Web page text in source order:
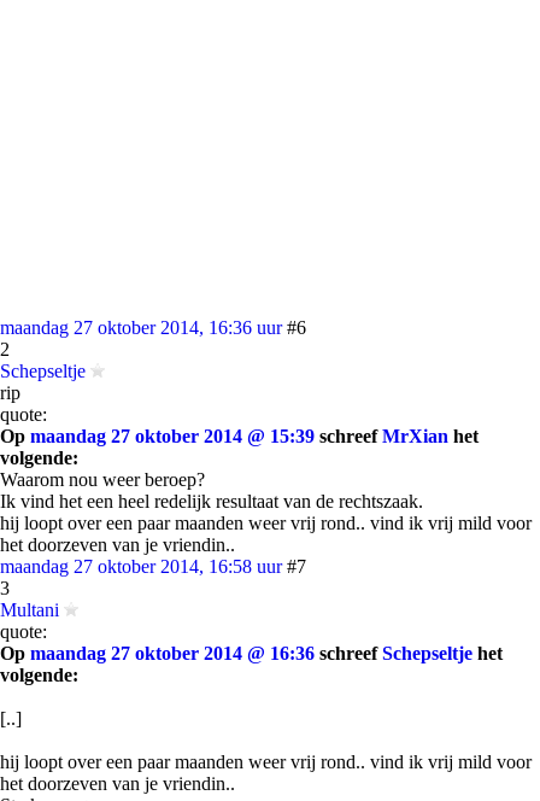
maandag 27 oktober 2014, 16:36 uur #6
2
Schepseltje
rip
quote:
Op maandag 27 oktober 2014 @ 15:39 schreefMrXian het
volgende:
Waarom nou weer beroep?
Ik vind het een heel redelijk resultaat van de rechtszaak.
hij loopt over een paar maanden weer vrij rond.. vind ik vrij mild voor
het doorzeven van je vriendin..
maandag 27 oktober 2014, 16:58 uur #7
3
Multani
quote:
Op maandag 27 oktober 2014 @ 16:36 schreefSchepseltje het
volgende:
[..]
hij loopt over een paar maanden weer vrij rond.. vind ik vrij mild voor
het doorzeven van je vriendin..